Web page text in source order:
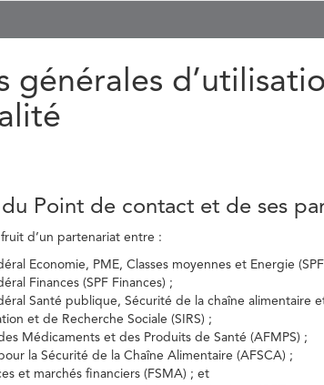
générales
Point de contact et de ses
d’un partenariat entre :
Economie, PME, Classes moyennes et Energie
Finances (SPF Finances) ;
Santé publique, Sécurité de la chaîne alimentaire
et de Recherche Sociale (SIRS) ;
Médicaments et des Produits de Santé (AFMPS) ;
la Sécurité de la Chaîne Alimentaire (AFSCA) ;
et marchés financiers (FSMA) ; et